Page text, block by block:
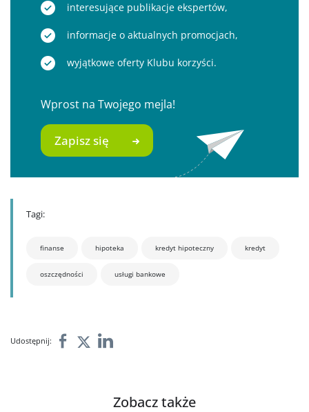
interesujące publikacje ekspertów,
informacje o aktualnych promocjach,
wyjątkowe oferty Klubu korzyści.
Wprost na Twojego mejla!
Zapisz się
Tagi:
finanse hipoteka kredyt hipoteczny kredyt
oszczędności usługi bankowe
Udostępnij:
Zobacz także